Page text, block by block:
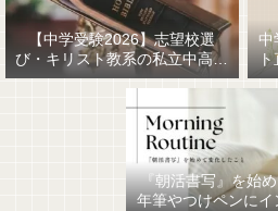
【中学受験2026】志望校選
び・キリスト教系の私立中高一
貫女子校を調べてみました
中
ト
作
『朝活書写』を始
年筆やつけペンにイ